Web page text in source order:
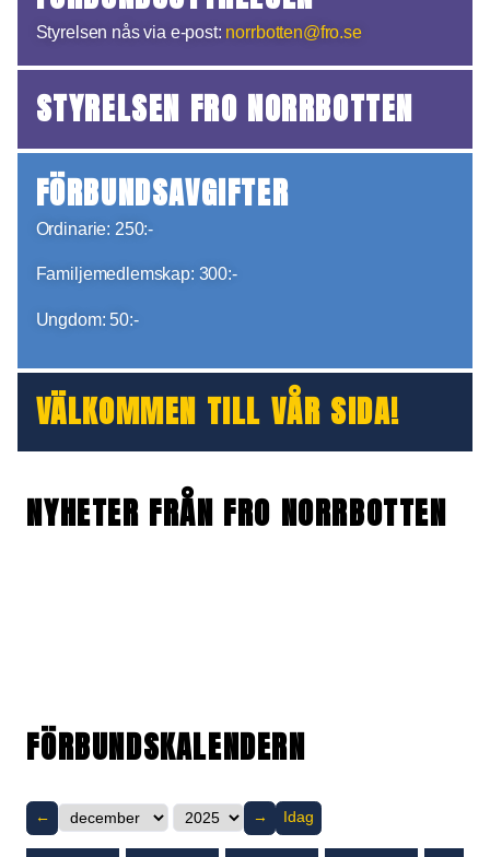
Styrelsen nås via e-post: norrbotten@fro.se
STYRELSEN FRO NORRBOTTEN
FÖRBUNDSAVGIFTER
Ordinarie: 250:-
Familjemedlemskap: 300:-
Ungdom: 50:-
VÄLKOMMEN TILL VÅR SIDA!
NYHETER FRÅN FRO NORRBOTTEN
FÖRBUNDSKALENDERN
← → Idag